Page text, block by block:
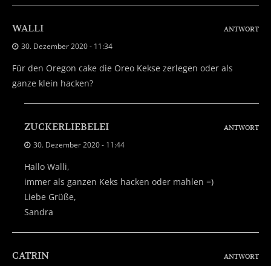
WALLI
30. Dezember 2020 - 11:34
Für den Oregon cake die Oreo Kekse zerlegen oder als
ganze klein hacken?
ANTWORT
ZUCKERLIEBELEI
30. Dezember 2020 - 11:44
Hallo Walli,
immer als ganzen Keks hacken oder mahlen =)
Liebe Grüße,
Sandra
ANTWORT
CATRIN ANTWORT